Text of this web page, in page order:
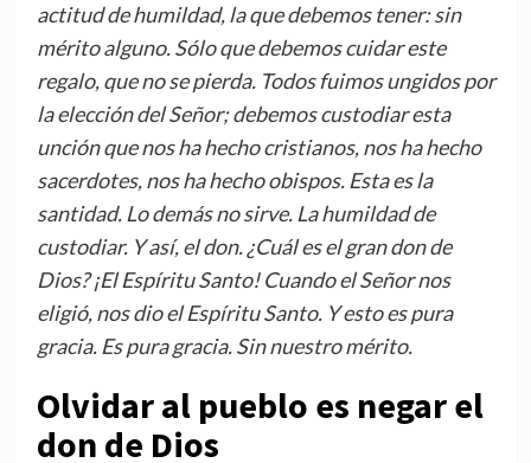
actitud de humildad, la que debemos tener: sin
mérito alguno. Sólo que debemos cuidar este
regalo, que no se pierda. Todos fuimos ungidos por
la elección del Señor; debemos custodiar esta
unción que nos ha hecho cristianos, nos ha hecho
sacerdotes, nos ha hecho obispos. Esta es la
santidad. Lo demás no sirve. La humildad de
custodiar. Y así, el don. ¿Cuál es el gran don de
Dios? ¡El Espíritu Santo! Cuando el Señor nos
eligió, nos dio el Espíritu Santo. Y esto es pura
gracia. Es pura gracia. Sin nuestro mérito.
Olvidar al pueblo es negar el
don de Dios